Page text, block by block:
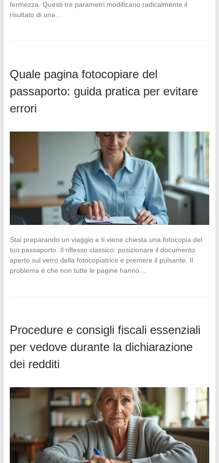
fermezza. Questi tre parametri modificano radicalmente il
risultato di una…
Quale pagina fotocopiare del
passaporto: guida pratica per evitare
errori
Stai preparando un viaggio e ti viene chiesta una fotocopia del
tuo passaporto. Il riflesso classico: posizionare il documento
aperto sul vetro della fotocopiatrice e premere il pulsante. Il
problema è che non tutte le pagine hanno…
Procedure e consigli fiscali essenziali
per vedove durante la dichiarazione
dei redditi